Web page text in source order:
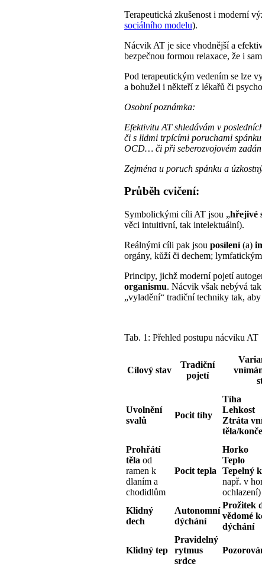
Terapeutická zkušenost i moderní
sociálního modelu).
Nácvik AT je sice vhodnější a
bezpečnou formou relaxace, že i
Pod terapeutickým vedením se lze
a bohužel i někteří z lékařů či
Osobní poznámka:
Efektivitu AT shledávám v
či s lidmi trpícími poruchami
OCD… či při seberozvojovém
Zejména u poruch spánku a
Průběh cvičení:
Symbolickými cíli AT jsou „hřejivé
věci intuitivní, tak intelektuální).
Reálnými cíli pak jsou posílení(a)
orgány, kůží či dechem;
Principy, jichž moderní pojetí
organismu. Nácvik však nebývá
„vyladění“ tradiční techniky tak,
Tab. 1: Přehled postupu nácviku AT
Cílový stav
Tradiční
pojetí
Uvolnění
svalů
Pocit tíhy
Tíha
Lehkost
Ztráta
těla/
Prohřátí
těla od
ramen k
dlaním a
chodidlům
Pocit tepla
Horko
Teplo
Tepelný
např. v
ochlazení)
Klidný
dech
Autonomní
dýchání
Prožitek
vědomé
dýchání
Klidný tep
Pravidelný
rytmus
srdce